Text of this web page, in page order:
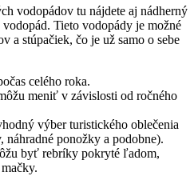
vodopádov tu nájdete aj nádherný
Tieto vodopády je možné
a stúpačiek, čo je už samo o sebe
celého roka.
meniť v závislosti od ročného
výber turistického oblečenia
náhradné ponožky a podobne).
byť rebríky pokryté ľadom,